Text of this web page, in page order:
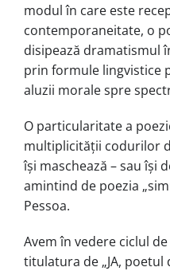
modul în care este
contemporaneitate, o
disipează dramatismul
prin formule lingvistice
aluzii morale spre
O particularitate a
multiplicității codurilor
îşi maschează – sau îşi
amintind de poezia
Pessoa.
Avem în vedere ciclul
titulatura de „JA, poetul